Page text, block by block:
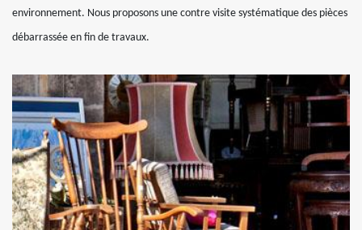
environnement. Nous proposons une contre visite systématique des pièces
débarrassée en fin de travaux.